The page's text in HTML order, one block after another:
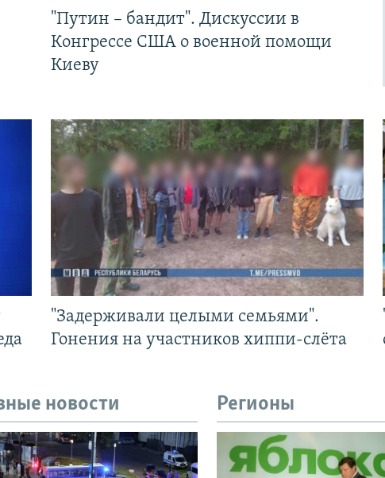
"Путин – бандит". Дискуссии в
Конгрессе США о военной помощи
Киеву
"Задерживали целыми семьями".
Гонения на участников хиппи-слёта
новости Регионы